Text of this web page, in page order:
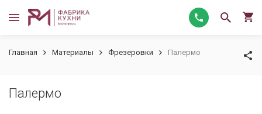
Главная Материалы Фрезеровки Палермо
Палермо